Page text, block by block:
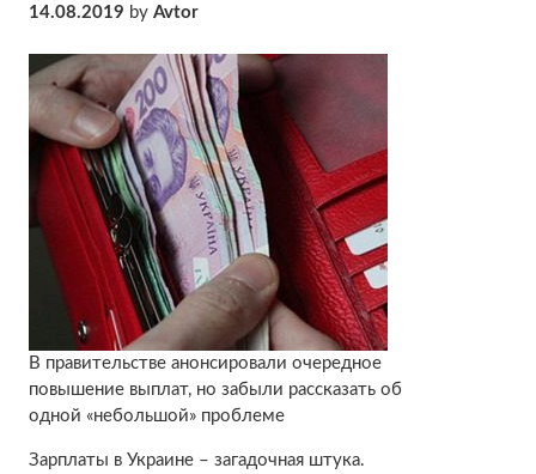
14.08.2019 by Avtor
В правительстве анонсировали очередное
повышение выплат, но забыли рассказать об
одной «небольшой» проблеме
Зарплаты в Украине – загадочная штука.